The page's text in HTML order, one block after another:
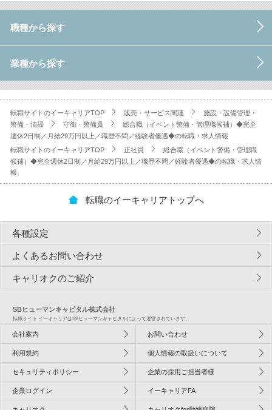
職種から探す
業種から探す
転職サイトのイーキャリアTOP 販売・サービス関連
施設・設備管理・
警備・清掃
守衛・警備員
総合職（イベント警備・管理職候補）◆完全
週休2日制／月給29万円以上／職歴不問／経験者優遇◆の転職・求人情報
転職サイトのイーキャリアTOP
正社員
総合職（イベント警備・管理職
候補）◆完全週休2日制／月給29万円以上／職歴不問／経験者優遇◆の転職・求人情
報
転職のイーキャリアトップへ
各種設定
よくあるお問い合わせ
キャリオクのご紹介
SBヒューマンキャピタル株式会社
転職サイト イーキャリアはSBヒューマンキャピタルによって運営されています。
会社案内 お問い合わせ
利用規約 個人情報の取扱いについて
セキュリティポリシー 企業の採用ご担当者様
企業ログイン イーキャリアFA